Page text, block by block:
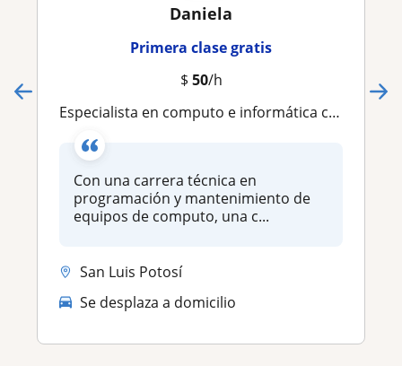
Daniela
Primera clase gratis
$ 50/h
Especialista en computo e informática con una gran virtud para acercar a personas de todas las edades a la tecnología a través de asesorías personalizadas
Con una carrera técnica en
programación y mantenimiento de
equipos de computo, una c...
San Luis Potosí
Se desplaza a domicilio